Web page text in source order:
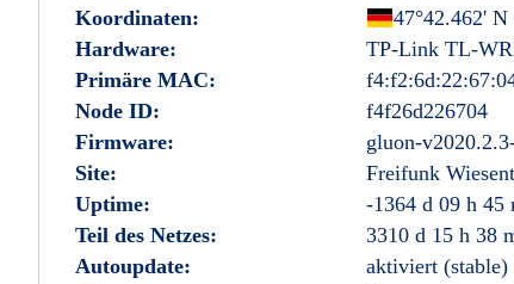
Koordinaten:
47°42.462' N
Deutschland
Hardware:
TP-Link TL-
Primäre MAC:
Node ID:
f4f26d226704
Firmware:
gluon-
Site:
Freifunk
Uptime:
-1364 d 09 h 45
Teil des Netzes:
3310 d 15 h 38
Autoupdate:
aktiviert (stable)